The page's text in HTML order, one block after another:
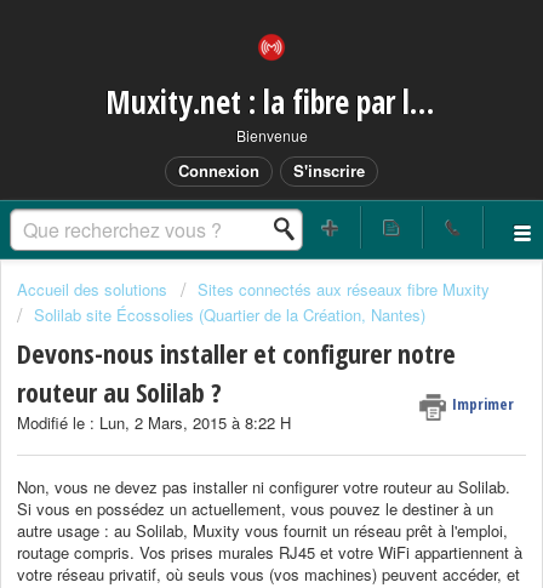
Muxity.net : la fibre par les airs
Bienvenue
Connexion S'inscrire
Accueil des solutions
Sites connectés aux réseaux fibre Muxity
Solilab site Écossolies (Quartier de la Création, Nantes)
Devons-nous installer et configurer notre
routeur au Solilab ?
Imprimer
Modifié le : Lun, 2 Mars, 2015 à 8:22 H
Non, vous ne devez pas installer ni configurer votre routeur au Solilab.
Si vous en possédez un actuellement, vous pouvez le destiner à un
autre usage : au Solilab, Muxity vous fournit un réseau prêt à l'emploi,
routage compris. Vos prises murales RJ45 et votre WiFi appartiennent à
votre réseau privatif, où seuls vous (vos machines) peuvent accéder, et